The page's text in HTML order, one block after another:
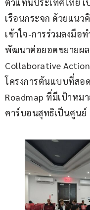
เรือนกระจก ด้วยแนว
เข้าใจ-การร่วมลงมือ
พัฒนาต่อยอดขยายผ
Collaborative
โครงการต้นแบบที่สอ
Roadmap ที่มีเป้าหม
คาร์บอนสุทธิเป็นศูนย์